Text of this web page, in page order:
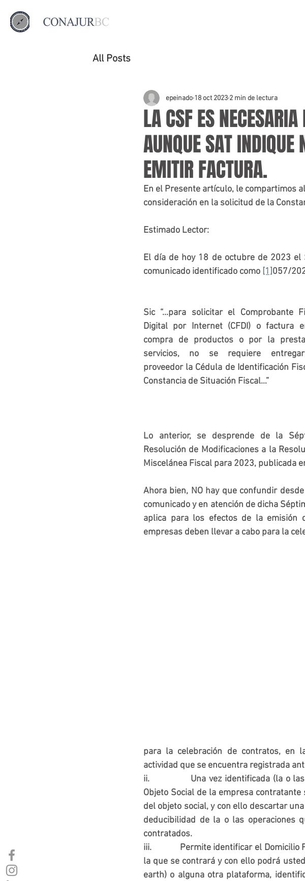
All Posts
LA CSF ES
AUNQUE SAT INDIQUE
EMITIR FACTURA.
epeinado 18 oct 2023 2 min de lectura
En el Presente artículo, le compartimos
consideración en la solicitud de la
Estimado Lector:
El día de hoy 18 de octubre de 2023 el
comunicado identificado como [1]057/
Sic “…para solicitar el Comprobante
Digital por Internet (CFDI) o factura
compra de productos o por la
servicios, no se requiere
proveedor la Cédula de Identificación
Constancia de Situación Fiscal…”
Lo anterior, se desprende de la
Resolución de Modificaciones a la
Miscelánea Fiscal para 2023, publicada
Ahora bien, NO hay que confundir
comunicado y en atención de dicha
aplica para los efectos de la emisión
empresas deben llevar a cabo para la
para la celebración de contratos, en
actividad que se encuentra registrada
ii.              Una vez identificada (la o
Objeto Social de la empresa
del objeto social, y con ello descartar
deducibilidad de la o las operaciones
contratados.
iii.            Permite identificar el Domicilio
la que se contrará y con ello podrá
earth) o alguna otra plataforma,